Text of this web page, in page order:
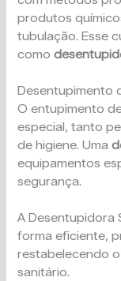
produtos
tubulação. Esse
como
Desentupimento
O entupimento
especial, tanto
de higiene. Uma
equipamentos
segurança.
A Desentupidora
forma eficiente,
restabelecendo
sanitário.